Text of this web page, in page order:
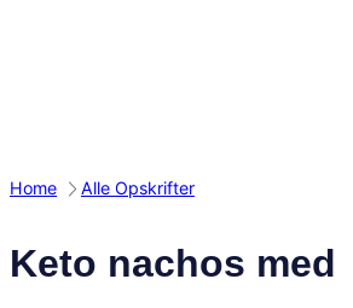
Home Alle Opskrifter
Keto nachos med